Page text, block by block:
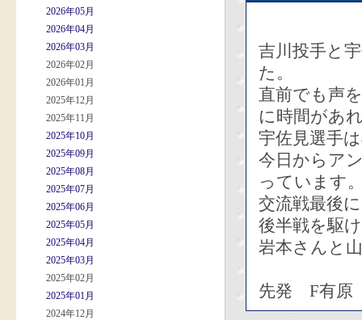
2026年05月
2026年04月
2026年03月
2026年02月
2026年01月
2025年12月
2025年11月
2025年10月
2025年09月
2025年08月
2025年07月
2025年06月
2025年05月
2025年04月
2025年03月
2025年02月
2025年01月
2024年12月
吉川投手と
た。
直前でも声
に時間があ
宇佐見選手
今日からア
っています
交流戦最後
後半戦を駆
岩本さんと
先発 F有原